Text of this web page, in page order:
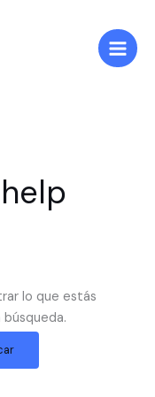
lo que estás